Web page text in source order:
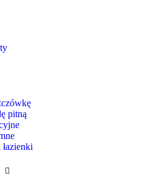
pitną